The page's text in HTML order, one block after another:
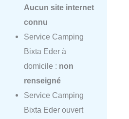
Aucun site internet
connu
Service Camping
Bixta Eder à
domicile : non
renseigné
Service Camping
Bixta Eder ouvert